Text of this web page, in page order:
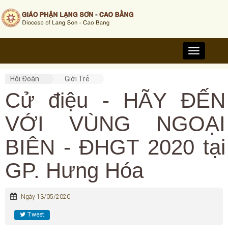
Toggle
navigation
Hội Đoàn Giới Trẻ
Cử điệu - HÃY ĐẾN
VỚI VÙNG NGOẠI
BIÊN - ĐHGT 2020 tại
GP. Hưng Hóa
Ngày 13/05/2020
Tweet